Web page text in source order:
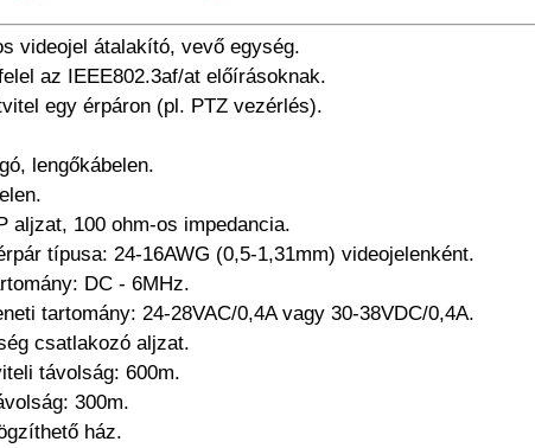
videojel átalakító, vevő egység.
az IEEE802.3af/at előírásoknak.
egy érpáron (pl. PTZ vezérlés).
lengőkábelen.
aljzat, 100 ohm-os impedancia.
típusa: 24-16AWG (0,5-1,31mm) videojelenként.
DC - 6MHz.
tartomány: 24-28VAC/0,4A vagy 30-38VDC/0,4A.
csatlakozó aljzat.
távolság: 600m.
300m.
ház.